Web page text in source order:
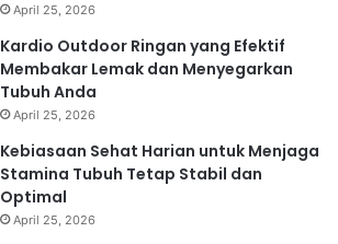
April 25, 2026
Kardio Outdoor Ringan yang Efektif
Membakar Lemak dan Menyegarkan
Tubuh Anda
April 25, 2026
Kebiasaan Sehat Harian untuk Menjaga
Stamina Tubuh Tetap Stabil dan
Optimal
April 25, 2026